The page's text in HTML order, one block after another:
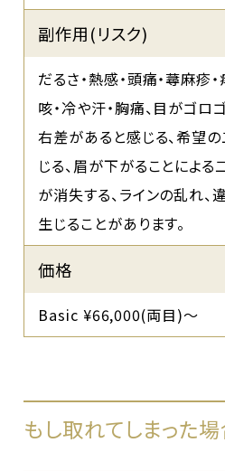
副作用(リスク)
だるさ・熱感・頭痛・蕁麻疹・
咳・冷や汗・胸痛、目がゴロ
右差があると感じる、希望
じる、眉が下がることによる
が消失する、ラインの乱れ
生じることがあります。
価格
Basic ¥66,000(両目)〜
もし取れてしまった